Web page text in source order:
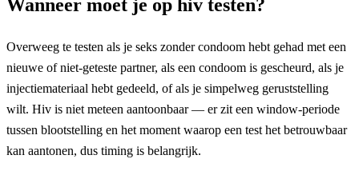
Wanneer moet je op hiv testen?
Overweeg te testen als je seks zonder condoom hebt gehad met een
nieuwe of niet-geteste partner, als een condoom is gescheurd, als je
injectiemateriaal hebt gedeeld, of als je simpelweg geruststelling
wilt. Hiv is niet meteen aantoonbaar — er zit een window-periode
tussen blootstelling en het moment waarop een test het betrouwbaar
kan aantonen, dus timing is belangrijk.